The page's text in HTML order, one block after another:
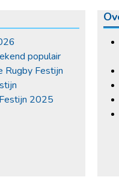
populair
Rugby Festijn
2025